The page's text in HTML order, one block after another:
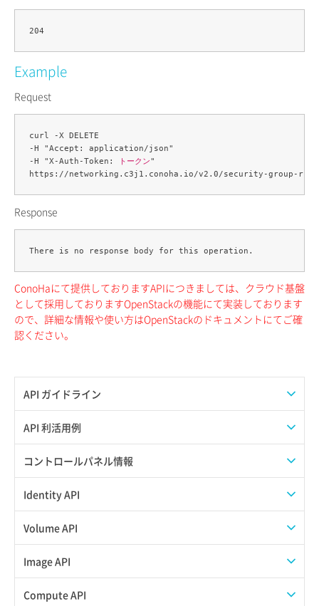
API ガイドライン
APIのご利用について
API 利活用例
APIでAPIサブユーザーを作成する
APIでVPSにISOイメージを挿入する
APIでVPSを作成する
コントロールパネル情報
APIユーザーを作成する
API情報を確認する
Identity API
Credential一覧取得
Credential作成
Credential削除
Volume API
スナップショット一覧取得
スナップショット作成
Image API
ISOイメージアップロード
Compute API
Example
Request
curl -X DELETE
-H "Accept: application/json"
-H "X-Auth-Token:
トークン"
https://networking.c3j1.conoha.io/v2.0/security-group-
Response
ConoHaにて提供しておりますAPIにつきましては、クラウド基盤
として採用しておりますOpenStackの機能にて実装しております
ので、詳細な情報や使い方はOpenStackのドキュメントにてご確
認ください。